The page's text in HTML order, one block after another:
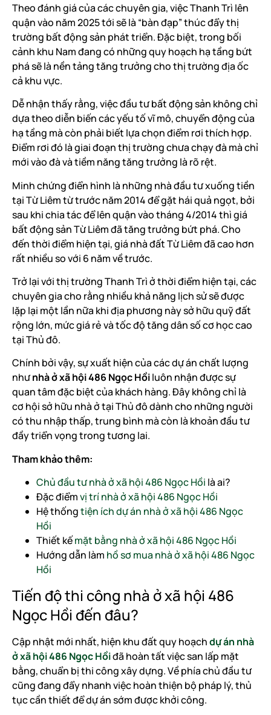
Theo đánh giá của các chuyên gia, việc Thanh Trì lên
quận vào năm 2025 tới sẽ là “bàn đạp” thúc đẩy thị
trường bất động sản phát triển. Đặc biệt, trong bối
cảnh khu Nam đang có những quy hoạch hạ tầng bứt
phá sẽ là nền tảng tăng trưởng cho thị trường địa ốc
cả khu vực.
Dễ nhận thấy rằng, việc đầu tư bất động sản không chỉ
dựa theo diễn biến các yếu tố vĩ mô, chuyển động của
hạ tầng mà còn phải biết lựa chọn điểm rơi thích hợp.
Điểm rơi đó là giai đoạn thị trường chưa chạy đà mà chỉ
mới vào đà và tiềm năng tăng trưởng là rõ rệt.
Minh chứng điển hình là những nhà đầu tư xuống tiền
tại Từ Liêm từ trước năm 2014 để gặt hái quả ngọt, bởi
sau khi chia tác để lên quận vào tháng 4/2014 thì giá
bất động sản Từ Liêm đã tăng trưởng bứt phá. Cho
đến thời điểm hiện tại, giá nhà đất Từ Liêm đã cao hơn
rất nhiều so với 6 năm về trước.
Trở lại với thị trường Thanh Trì ở thời điểm hiện tại, các
chuyên gia cho rằng nhiều khả năng lịch sử sẽ được
lặp lại một lần nữa khi địa phương này sở hữu quỹ đất
rộng lớn, mức giá rẻ và tốc độ tăng dân số cơ học cao
tại Thủ đô.
Chính bởi vậy, sự xuất hiện của các dự án chất lượng
nhưnhà ở xã hội 486 Ngọc Hồiluôn nhận được sự
quan tâm đặc biệt của khách hàng. Đây không chỉ là
cơ hội sở hữu nhà ở tại Thủ đô dành cho những người
có thu nhập thấp, trung bình mà còn là khoản đầu tư
đầy triển vọng trong tương lai.
Tham khảo thêm:
Chủ đầu tư nhà ở xã hội 486 Ngọc Hồi là ai?
Đặc điểmvị trí nhà ở xã hội 486 Ngọc Hồi
Hệ thốngtiện ích dự án nhà ở xã hội 486 Ngọc
Hồi
Thiết kếmặt bằng nhà ở xã hội 486 Ngọc Hồi
Hướng dẫn làm hồ sơ mua nhà ở xã hội 486 Ngọc
Hồi
Tiến độ thi công nhà ở xã hội 486
Ngọc Hồi đến đâu?
Cập nhật mới nhất, hiện khu đất quy hoạchdự án nhà
ở xã hội 486 Ngọc Hồiđã hoàn tất việc san lấp mặt
bằng, chuẩn bị thi công xây dựng. Về phía chủ đầu tư
cũng đang đẩy nhanh việc hoàn thiện bộ pháp lý, thủ
tục cần thiết để dự án sớm được khởi công.